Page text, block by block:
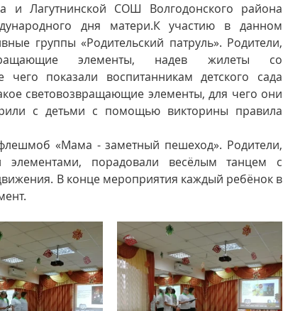
и Лагутнинской СОШ Волгодонского района
дня матери.К участию в данном
группы «Родительский патруль». Родители,
элементы, надев жилеты со
показали воспитанникам детского сада
световозвращающие элементы, для чего они
с детьми с помощью викторины правила
«Мама - заметный пешеход». Родители,
порадовали весёлым танцем с
В конце мероприятия каждый ребёнок в